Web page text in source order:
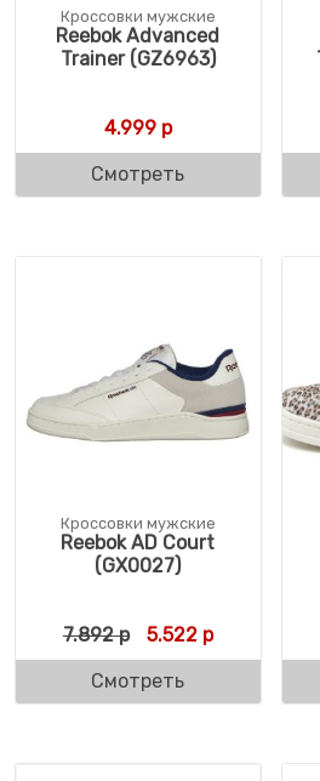
Кроссовки мужские
Reebok Advanced
Trainer (GZ6963)
4.999р
Смотреть
Кроссовки мужские
Reebok AD Court
(GX0027)
7.892р Первоначальная
5.522рТекущая
Смотреть